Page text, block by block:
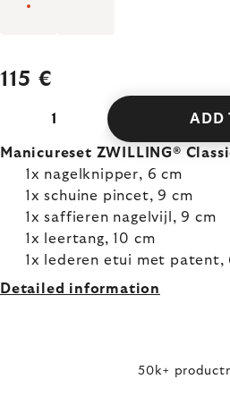
115 €
ADD
Manicureset ZWILLING®
1x nagelknipper, 6 cm
1x schuine pincet, 9 cm
1x saffieren nagelvijl, 9 cm
1x leertang, 10 cm
1x lederen etui met patent,
Detailed information
50k+